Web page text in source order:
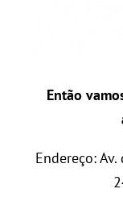
Então
Endereço: